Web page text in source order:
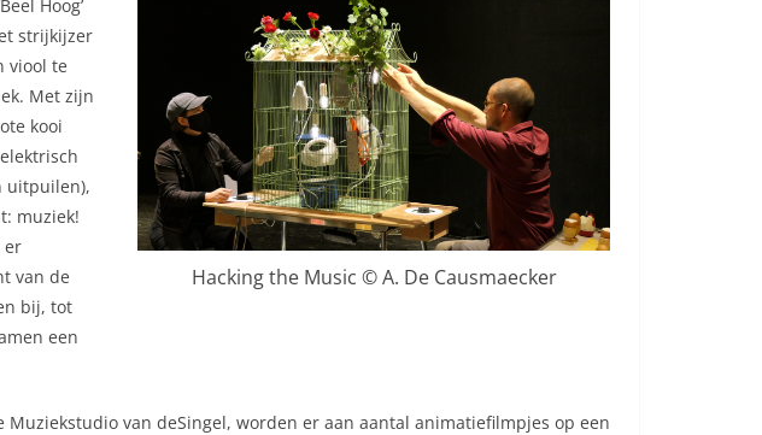
Hacking the Music © A. De Causmaecker
Hoog’
strijkijzer
viool te
Met zijn
kooi
uitpuilen),
muziek!
er
van de
bij, tot
een
van deSingel, worden er aan aantal animatiefilmpjes op een